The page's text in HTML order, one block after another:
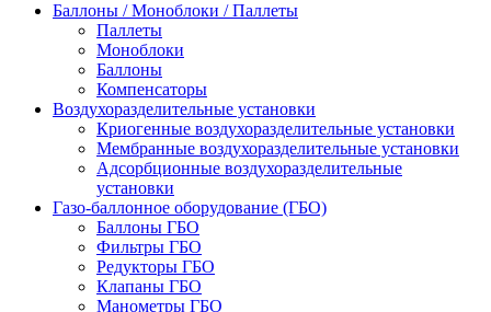
Баллоны / Моноблоки / Паллеты
Паллеты
Моноблоки
Баллоны
Компенсаторы
Воздухоразделительные установки
Криогенные воздухоразделительные установки
Мембранные воздухоразделительные установки
Адсорбционные воздухоразделительные
установки
Газо-баллонное оборудование (ГБО)
Баллоны ГБО
Фильтры ГБО
Редукторы ГБО
Клапаны ГБО
Манометры ГБО